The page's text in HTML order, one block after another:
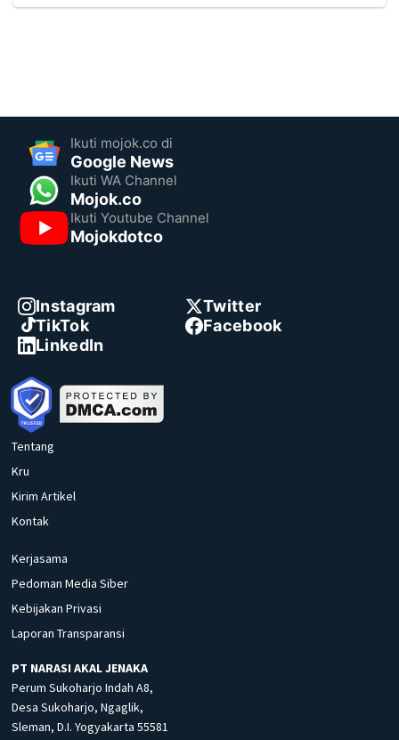
Ikuti mojok.co di
Google News
Ikuti WA Channel
Mojok.co
Ikuti Youtube Channel
Mojokdotco
Instagram
Twitter
TikTok
Facebook
LinkedIn
Tentang
Kru
Kirim Artikel
Kontak
Kerjasama
Pedoman Media Siber
Kebijakan Privasi
Laporan Transparansi
PT NARASI AKAL JENAKA
Perum Sukoharjo Indah A8,
Desa Sukoharjo, Ngaglik,
Sleman, D.I. Yogyakarta 55581